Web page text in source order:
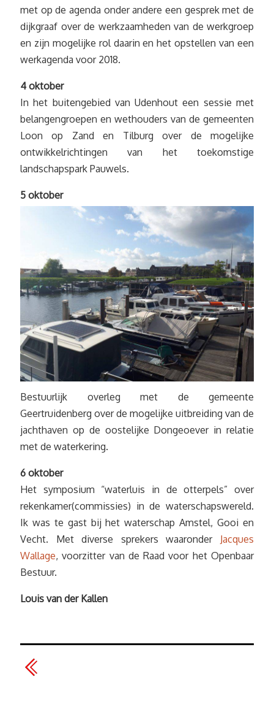
met op de agenda onder andere een gesprek met de
dijkgraaf over de werkzaamheden van de werkgroep
en zijn mogelijke rol daarin en het opstellen van een
werkagenda voor 2018.
4 oktober
In het buitengebied van Udenhout een sessie met
belangengroepen en wethouders van de gemeenten
Loon op Zand en Tilburg over de mogelijke
ontwikkelrichtingen van het toekomstige
landschapspark Pauwels.
5 oktober
Bestuurlijk overleg met de gemeente
Geertruidenberg over de mogelijke uitbreiding van de
jachthaven op de oostelijke Dongeoever in relatie
met de waterkering.
6 oktober
Het symposium “waterluis in de otterpels” over
rekenkamer(commissies) in de waterschapswereld.
Ik was te gast bij het waterschap Amstel, Gooi en
Vecht. Met diverse sprekers waaronder Jacques
Wallage, voorzitter van de Raad voor het Openbaar
Bestuur.
Louis van der Kallen